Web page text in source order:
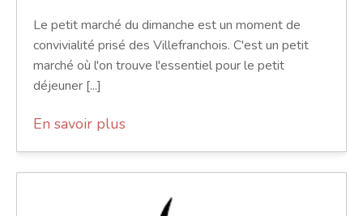
Le petit marché du dimanche est un moment de
convivialité prisé des Villefranchois. C'est un petit
marché où l'on trouve l'essentiel pour le petit
déjeuner [...]
En savoir plus